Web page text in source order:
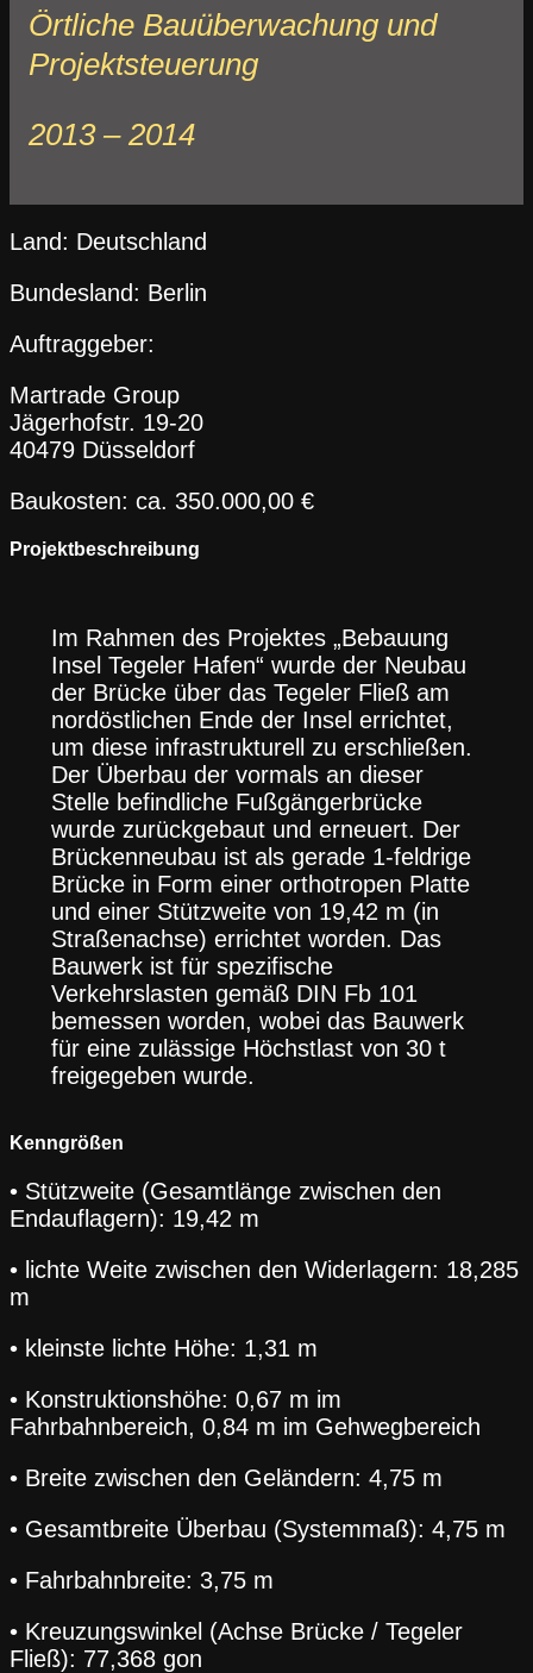
Örtliche Bauüberwachung und
Projektsteuerung
2013 – 2014
Land: Deutschland
Bundesland: Berlin
Auftraggeber:
Martrade Group
Jägerhofstr. 19-20
40479 Düsseldorf
Baukosten: ca. 350.000,00 €
Projektbeschreibung
Im Rahmen des Projektes „Bebauung
Insel Tegeler Hafen“ wurde der Neubau
der Brücke über das Tegeler Fließ am
nordöstlichen Ende der Insel errichtet,
um diese infrastrukturell zu erschließen.
Der Überbau der vormals an dieser
Stelle befindliche Fußgängerbrücke
wurde zurückgebaut und erneuert. Der
Brückenneubau ist als gerade 1-feldrige
Brücke in Form einer orthotropen Platte
und einer Stützweite von 19,42 m (in
Straßenachse) errichtet worden. Das
Bauwerk ist für spezifische
Verkehrslasten gemäß DIN Fb 101
bemessen worden, wobei das Bauwerk
für eine zulässige Höchstlast von 30 t
freigegeben wurde.
Kenngrößen
• Stützweite (Gesamtlänge zwischen den
Endauflagern): 19,42 m
• lichte Weite zwischen den Widerlagern: 18,285
m
• kleinste lichte Höhe: 1,31 m
• Konstruktionshöhe: 0,67 m im
Fahrbahnbereich, 0,84 m im Gehwegbereich
• Breite zwischen den Geländern: 4,75 m
• Gesamtbreite Überbau (Systemmaß): 4,75 m
• Fahrbahnbreite: 3,75 m
• Kreuzungswinkel (Achse Brücke / Tegeler
Fließ): 77,368 gon